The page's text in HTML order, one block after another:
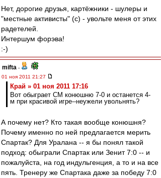
Нет, дорогие друзья, картёжники - шулеры и
"местные активисты" (с) - увольте меня от этих
радетелей.
Интершум форэва!
:-)
mifta -
01 ноя 2011 21:27
Край » 01 ноя 2011 17:16
Вот обыграет СМ конюшню 7-0 и останется 4-
м при красивой игре--неужели увольнять?
А почему нет? Кто такая вообще конюшня?
Почему именно по ней предлагается мерить
Спартак? Для Уралана -- я бы понял такой
подход: обыграли Спартак или Зенит 7:0 -- и
пожалуйста, на год индульгенция, а то и на все
пять. Тренеру же Спартака даже за победу 7:0